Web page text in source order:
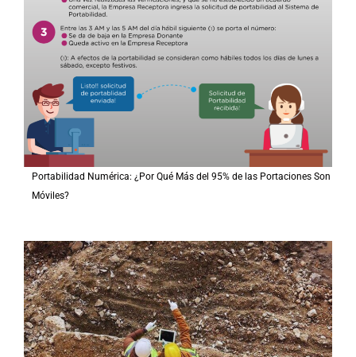
Portabilidad Numérica: ¿Por Qué Más del 95% de las Portaciones Son
Móviles?